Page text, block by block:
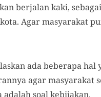
berjalan kaki,
Agar masyarakat
ada beberapa hal
agar masyarakat
adalah soal kebijakan.